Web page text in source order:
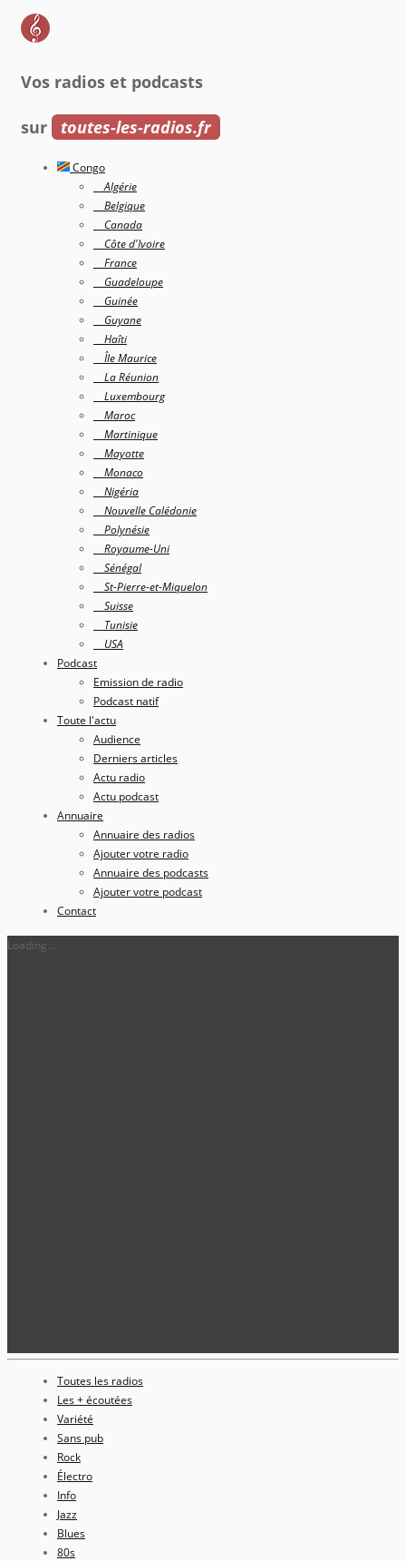
Vos radios et podcasts
sur toutes-les-radios.fr
Congo
Algérie
Belgique
Canada
Côte d'Ivoire
France
Guadeloupe
Guinée
Guyane
Haîti
Île Maurice
La Réunion
Luxembourg
Maroc
Martinique
Mayotte
Monaco
Nigéria
Nouvelle Calédonie
Polynésie
Royaume-Uni
Sénégal
St-Pierre-et-Miquelon
Suisse
Tunisie
USA
Podcast
Emission de radio
Podcast natif
Toute l'actu
Audience
Derniers articles
Actu radio
Actu podcast
Annuaire
Annuaire des radios
Ajouter votre radio
Annuaire des podcasts
Ajouter votre podcast
Contact
Loading...
Toutes les radios
Les + écoutées
Variété
Sans pub
Rock
Électro
Info
Jazz
Blues
80s